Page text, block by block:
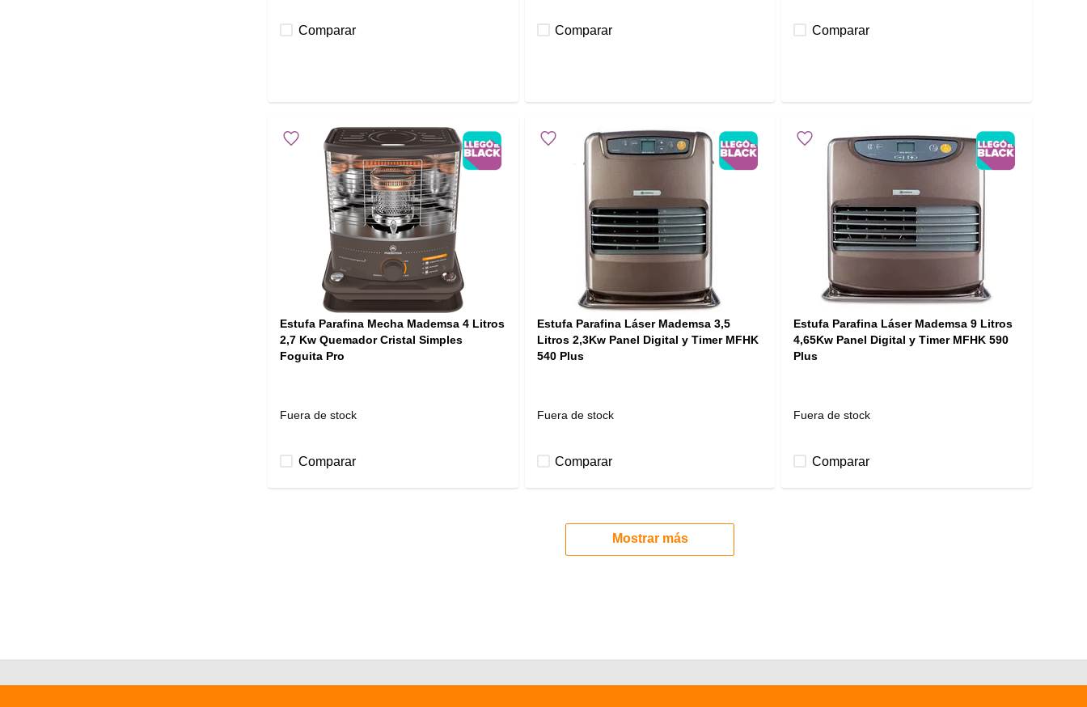
Comparar Comparar Comparar
Estufa Parafina Mecha Mademsa 4 Litros
2,7 Kw Quemador Cristal Simples
Foguita Pro
Fuera de stock
Comparar
Estufa Parafina Láser Mademsa 3,5
Litros 2,3Kw Panel Digital y Timer MFHK
540 Plus
Fuera de stock
Comparar
Estufa Parafina Láser Mademsa 9 Litros
4,65Kw Panel Digital y Timer MFHK 590
Plus
Fuera de stock
Comparar
Mostrar más